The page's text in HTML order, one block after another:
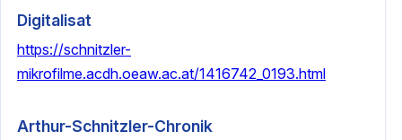
Digitalisat
https://schnitzler-
mikrofilme.acdh.oeaw.ac.at/1416742_0193.html
Arthur-Schnitzler-Chronik